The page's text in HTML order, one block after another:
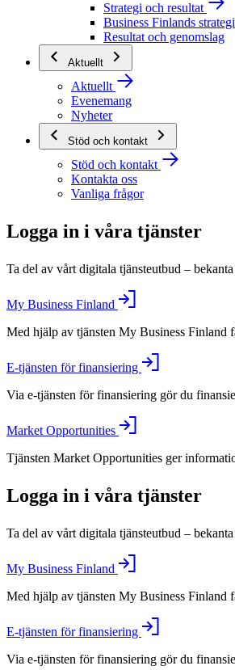
Strategi och resultat
Business Finlands
Resultat och genomslag
Aktuellt
Aktuellt
Evenemang
Nyheter
Stöd och kontakt
Stöd och kontakt
Kontakta oss
Vanliga frågor
Logga in i våra tjänster
Ta del av vårt digitala tjänsteutbud –
My Business Finland
Med hjälp av tjänsten My Business Finland
E-tjänsten för finansiering
Via e-tjänsten för finansiering gör du
Market Opportunities
Tjänsten Market Opportunities ger
Logga in i våra tjänster
Ta del av vårt digitala tjänsteutbud –
My Business Finland
Med hjälp av tjänsten My Business Finland
E-tjänsten för finansiering
Via e-tjänsten för finansiering gör du